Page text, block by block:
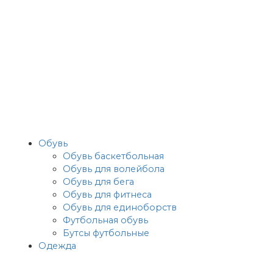
Обувь
Обувь баскетбольная
Обувь для волейбола
Обувь для бега
Обувь для фитнеса
Обувь для единоборств
Футбольная обувь
Бутсы футбольные
Одежда